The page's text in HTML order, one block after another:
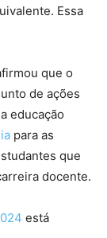
Essa
que o
de ações
educação
para as
que
docente.
está